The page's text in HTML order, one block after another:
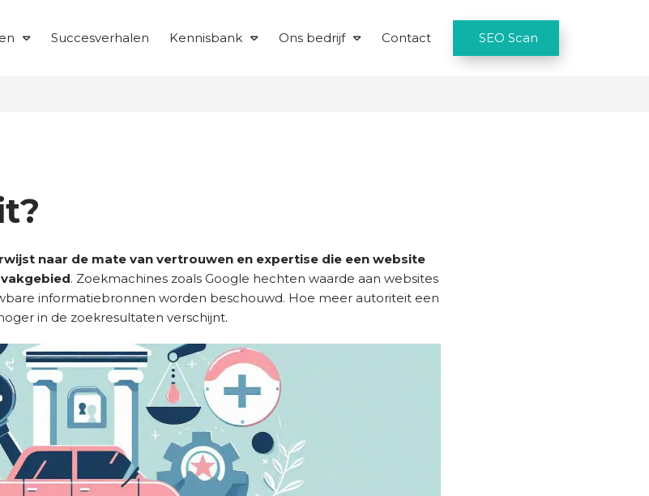
Succesverhalen Kennisbank Ons bedrijf Contact SEO Scan
naar de mate van vertrouwen en expertise die een website
. Zoekmachines zoals Google hechten waarde aan websites
informatiebronnen worden beschouwd. Hoe meer autoriteit een
in de zoekresultaten verschijnt.